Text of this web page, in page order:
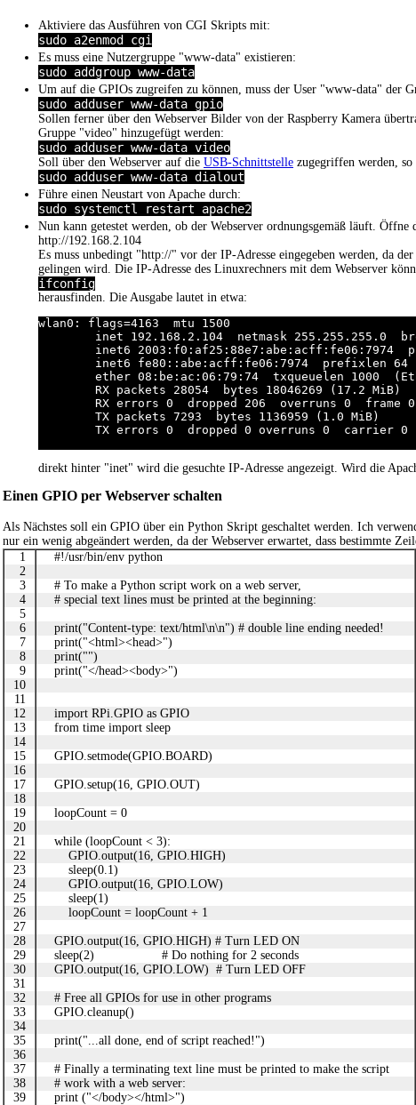
Aktiviere das Ausführen von CGI Skripts mit:
sudo a2enmod cgi
Es muss eine Nutzergruppe "www-data" existieren:
sudo addgroup www-data
Um auf die GPIOs zugreifen zu können, muss der User "www-data" der
sudo adduser www-data gpio
Sollen ferner über den Webserver Bilder von der Raspberry Kamera
Gruppe "video" hinzugefügt werden:
sudo adduser www-data video
Soll über den Webserver auf die USB-Schnittstelle zugegriffen werden,
sudo adduser www-data dialout
Führe einen Neustart von Apache durch:
sudo systemctl restart apache2
Nun kann getestet werden, ob der Webserver ordnungsgemäß läuft.
http://192.168.2.104
Es muss unbedingt "http://" vor der IP-Adresse eingegeben werden, da
gelingen wird. Die IP-Adresse des Linuxrechners mit dem Webserver
ifconfig
herausfinden. Die Ausgabe lautet in etwa:
wlan0: flags=4163
  mtu 1500
inet 192.168.2.104  netmask 255.255.255.0
inet6 2003:f0:af25:88e7:abe:acff:fe06:7974
inet6 fe80::abe:acff:fe06:7974  prefixlen 64
ether 08:be:ac:06:79:74  txqueuelen 1000
        RX packets 28054  bytes 18046269 (17.2 MiB)
        RX errors 0  dropped 206  overruns 0  frame 0
        TX packets 7293  bytes 1136959 (1.0 MiB)
TX errors 0  dropped 0 overruns 0  carrier 0
direkt hinter "inet" wird die gesuchte IP-Adresse angezeigt. Wird die
Einen GPIO per Webserver schalten
Als Nächstes soll ein GPIO über ein Python Skript geschaltet werden. Ich
nur ein wenig abgeändert werden, da der Webserver erwartet, dass bestimmte
1
2
3
4
5
6
7
8
9
10
11
12
13
14
15
16
17
18
19
20
21
22
23
24
25
26
27
28
29
30
31
32
33
34
35
36
37
38
39
#!/usr/bin/env python
# To make a Python script work on a web server,
# special text lines must be printed at the beginning:
print("Content-type: text/html\n\n") # double line ending needed!
print("<html><head>")
print("")
print("</head><body>")
import RPi.GPIO as GPIO
from time import sleep
GPIO.setmode(GPIO.BOARD)
GPIO.setup(16, GPIO.OUT)
loopCount = 0
while (loopCount < 3):
GPIO.output(16, GPIO.HIGH)
sleep(0.1)
GPIO.output(16, GPIO.LOW)
sleep(1)
loopCount = loopCount + 1
GPIO.output(16, GPIO.HIGH) # Turn LED ON
sleep(2) # Do nothing for 2 seconds
GPIO.output(16, GPIO.LOW) # Turn LED OFF
# Free all GPIOs for use in other programs
GPIO.cleanup()
print("...all done, end of script reached!")
# Finally a terminating text line must be printed to make the script
# work with a web server:
print ("</body></html>")